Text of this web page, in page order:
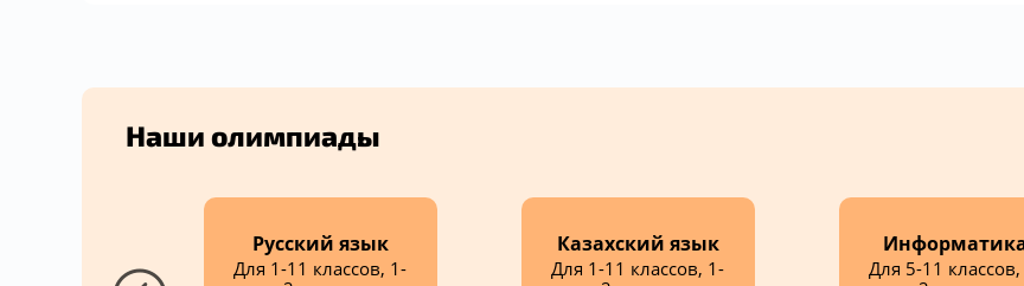
Наши олимпиады
Русский язык
Для 1-11 классов, 1-
Казахский язык
Для 1-11 классов, 1-
Для 5-11